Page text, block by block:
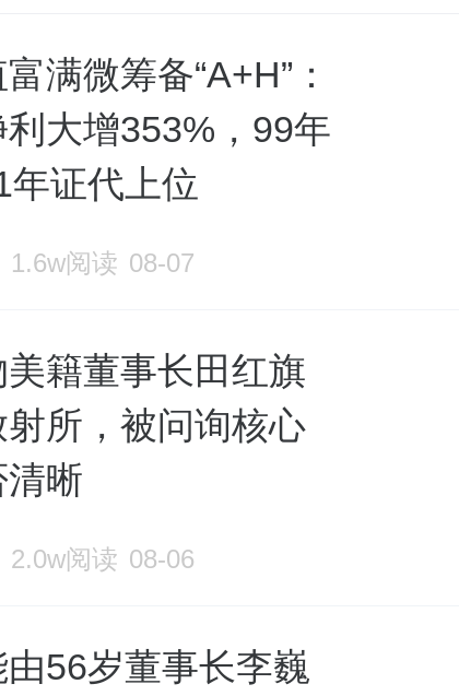
满微筹备“A+H”：
利大增353%，99年
年证代上位
1.6w阅读 08-07
籍董事长田红旗
射所，被问询核心
晰
2.0w阅读 08-06
56岁董事长李巍